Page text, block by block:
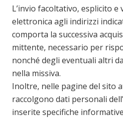
L’invio facoltativo, esplicito
elettronica agli indirizzi
comporta la successiva
mittente, necessario per
nonché degli eventuali altri
nella missiva.
Inoltre, nelle pagine del sito
raccolgono dati personali
inserite specifiche